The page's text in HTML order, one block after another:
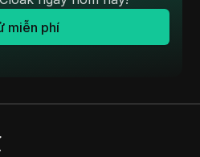
miễn phí